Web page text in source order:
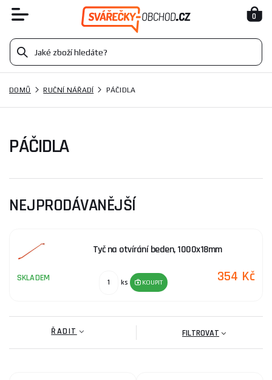
0
DOMŮ RUČNÍ NÁŘADÍ PÁČIDLA
PÁČIDLA
NEJPRODÁVANĚJŠÍ
Tyč na otvírání beden, 1000x18mm
SKLADEM ks KOUPIT 354 Kč
ŘADIT FILTROVAT